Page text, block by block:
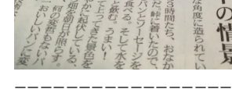
ーーーーーーーーーーーーーーーーー